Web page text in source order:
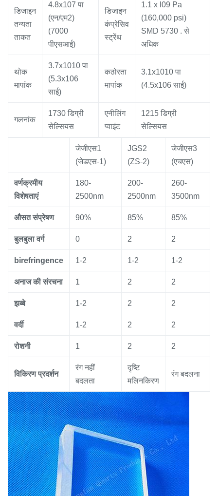
डिजाइन
तन्यता
ताकत
4.8x107 पा
(एन/एम2)
(7000
पीएसआई)
डिजाइन
कंप्रेसिव
स्ट्रेंथ
1.1 x l09 Pa
(160,000 psi)
SMD 5730 . से
अधिक
थोक
मापांक
3.7x1010 पा
(5.3x106
साई)
कठोरता
मापांक
3.1x1010 पा
(4.5x106 साई)
गलनांक
1730 डिग्री
सेल्सियस
एनीलिंग
प्वाइंट
1215 डिग्री
सेल्सियस
जेजीएस1
(जेडएस-1)
JGS2
(ZS-2)
जेजीएस3
(एचएस)
वर्णक्रमीय
विशेषताएं
180-
2500nm
200-
2500nm
260-
3500nm
औसत संप्रेषण 90% 85% 85%
बुलबुला वर्ग 0 2 2
birefringence 1-2 1-2 1-2
अनाज की संरचना 1 2 2
झब्बे 1-2 2 2
वर्दी 1-2 2 2
रोशनी 1 2 2
विकिरण प्रदर्शन
रंग नहीं
बदलता
दृष्टि
मलिनकिरण
रंग बदलना